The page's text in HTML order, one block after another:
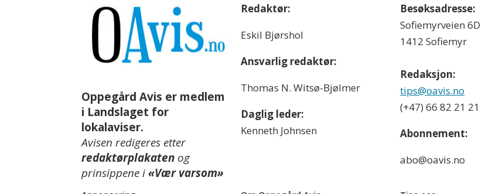
Oppegård Avis er medlem
i Landslaget for
lokalaviser.
Avisen redigeres etter
redaktørplakaten og
prinsippene i«Vær varsom»
Redaktør:
Eskil Bjørshol
Ansvarlig redaktør:
Thomas N. Witsø-Bjølmer
Daglig leder:
Kenneth Johnsen
Besøksadresse:
Sofiemyrveien 6D
1412 Sofiemyr
Redaksjon:
tips@oavis.no
(+47) 66 82 21 21
Abonnement:
abo@oavis.no